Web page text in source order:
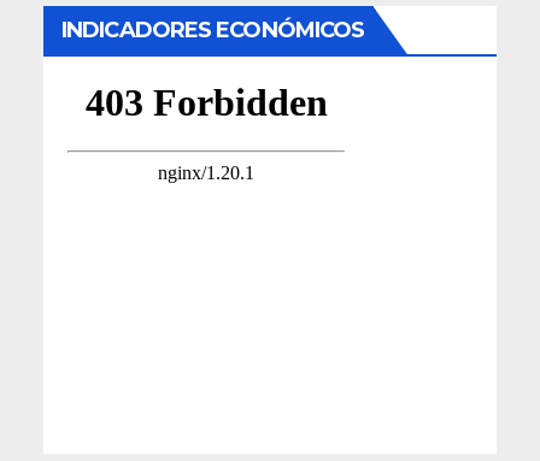
INDICADORES ECONÓMICOS